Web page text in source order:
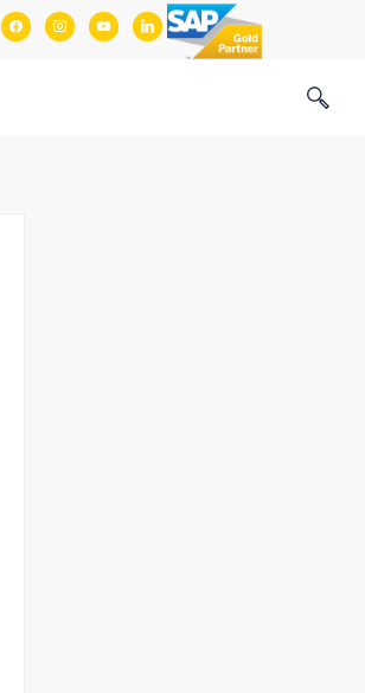
facebookinstagram
youtubelinkedin